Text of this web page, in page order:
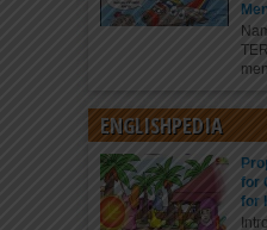
ENGLISHPEDIA
for
for